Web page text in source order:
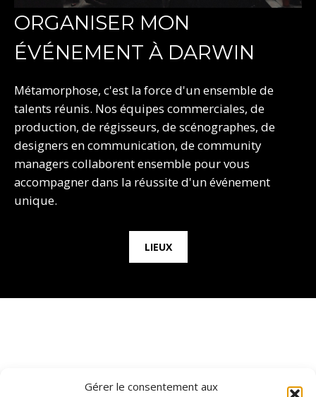
Gérer le consentement aux
ORGANISER MON
ÉVÉNEMENT À DARWIN
Métamorphose, c'est la force d'un ensemble de
talents réunis. Nos équipes commerciales, de
production, de régisseurs, de scénographes, de
designers en communication, de community
managers collaborent ensemble pour vous
accompagner dans la réussite d'un événement
unique.
LIEUX